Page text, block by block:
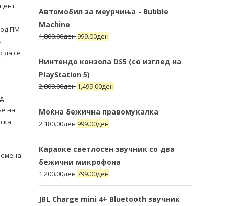
од ПМ
да се
на
Автомобил за меурчиња - Bubble
Machine
1,800.00ден 999.00ден
Нинтендо конзола DS5 (со изглед на
PlayStation 5)
2,800.00ден 1,499.00ден
Моќна бежична правомукалка
2,180.00ден 999.00ден
Караоке светлосен звучник со два
бежични микрофона
1,200.00ден799.00ден
JBL Charge mini 4+ Bluetooth звучник